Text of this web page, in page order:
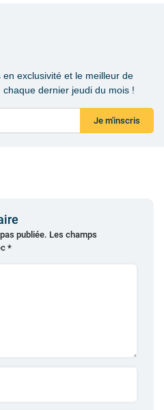
exclusivité et le meilleur de
chaque dernier jeudi du mois !
Je m'inscris
publiée. Les champs
*